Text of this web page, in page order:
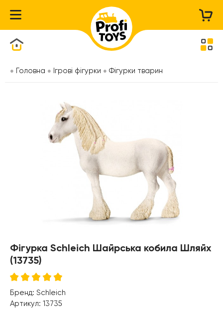
Головна Ігрові фігурки Фігурки тварин
Фігурка Schleich Шайрська кобила Шляйх
(13735)
Бренд: Schleich
Артикул: 13735
Каталог товарів